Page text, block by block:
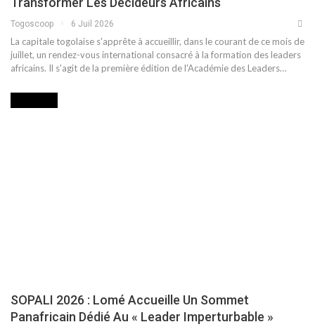
Togoscoop 6 Juil 2026
La capitale togolaise s'apprête à accueillir, dans le courant de ce mois de
juillet, un rendez-vous international consacré à la formation des leaders
africains. Il s'agit de la première édition de l'Académie des Leaders…
SOPALI 2026 : Lomé Accueille Un Sommet
Panafricain Dédié Au « Leader Imperturbable »